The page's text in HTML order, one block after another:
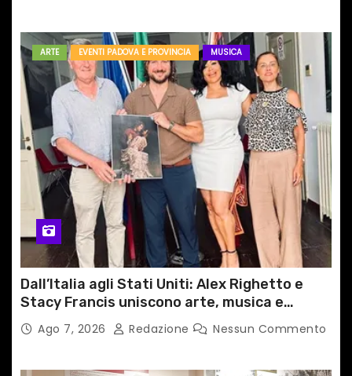
ARTE EVENTI PADOVA E PROVINCIA MUSICA
Dall’Italia agli Stati Uniti: Alex Righetto e
Stacy Francis uniscono arte, musica e
tecnologia in un nuovo progetto
internazionale”
Ago 7, 2026 Redazione Nessun Commento